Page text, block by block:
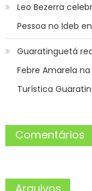
Leo Bezerra
Pessoa no Ideb
Guaratinguetá
Febre Amarela
Turística
Comentários